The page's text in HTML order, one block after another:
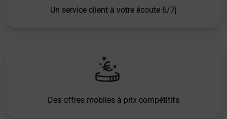
Un service client à votre écoute 6/7j
Des offres mobiles à prix compétitifs